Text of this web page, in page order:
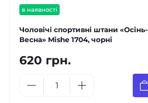
в наявності
Чоловічі спортивні штани «Осінь-
Весна» Mishe 1704, чорні
620 грн.